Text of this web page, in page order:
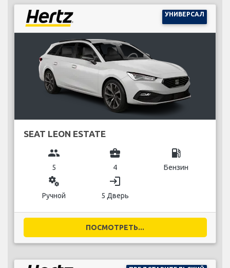
УНИВЕРСАЛ
SEAT LEON ESTATE
group
5
business_center
4
local_gas_station
Бензин
miscellaneous_services
Ручной
login
5 Дверь
ПОСМОТРЕТЬ...